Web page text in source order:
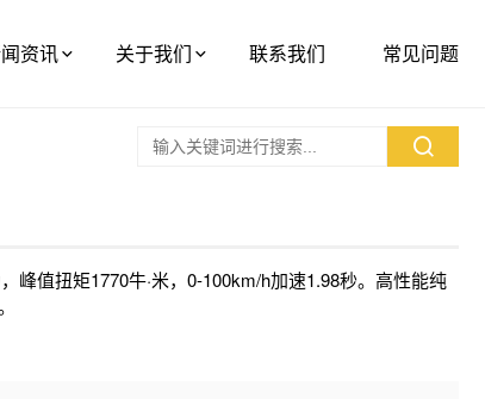
资讯 关于我们 联系我们 常见问题
峰值扭矩1770牛·米，0-100km/h加速1.98秒。高性能纯